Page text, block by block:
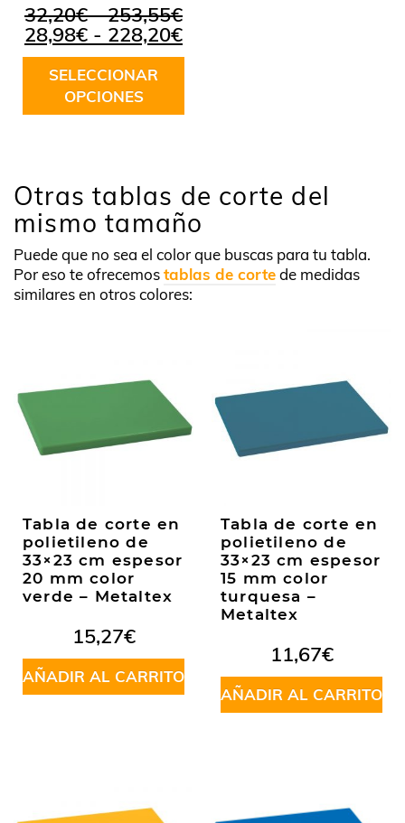
32,20€ - 253,55€Rango
de
precios:
hasta
28,98€ - 228,20€Rango
de
28,98€
SELECCIONAR
OPCIONES
múltiples
variantes.
Las
se
pueden
elegir
Otras tablas de corte del
mismo tamaño
Puede que no sea el color que buscas para tu tabla.
Por eso te ofrecemostablas de cortede medidas
similares en otros colores:
Tabla de corte en
polietileno de
33×23 cm espesor
20 mm color
verde – Metaltex
15,27€
AÑADIR AL CARRITO
Tabla de corte en
polietileno de
33×23 cm espesor
15 mm color
turquesa –
Metaltex
11,67€
AÑADIR AL CARRITO